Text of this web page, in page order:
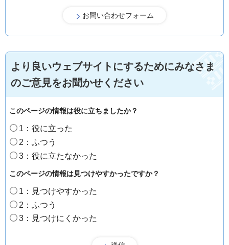
より良いウェブサイトにするためにみなさま
のご意見をお聞かせください
このページの情報は役に立ちましたか？
1：役に立った
2：ふつう
3：役に立たなかった
このページの情報は見つけやすかったですか？
1：見つけやすかった
2：ふつう
3：見つけにくかった